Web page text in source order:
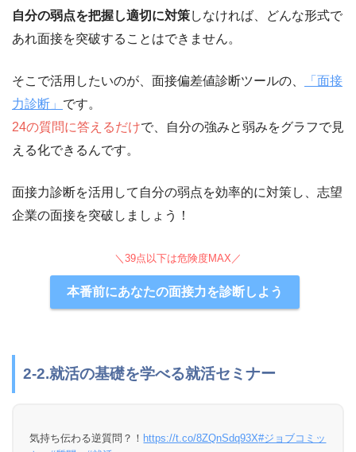
自分の弱点を把握し適切に対策しなければ、どんな形式で
あれ面接を突破することはできません。
そこで活用したいのが、面接偏差値診断ツールの、
「面接
力診断」 です。
24の質問に答えるだけで、自分の強みと弱みをグラフで見
える化できるんです。
面接力診断を活用して自分の弱点を効率的に対策し、志望
企業の面接を突破しましょう！
＼39点以下は危険度MAX／
本番前にあなたの面接力を診断しよう
2-2.就活の基礎を学べる就活セミナー
気持ち伝わる逆質問？！ https://t.co/8ZQnSdq93X#ジョブコミッ